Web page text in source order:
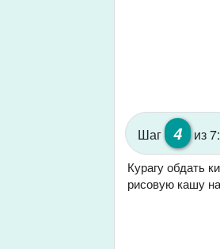
Шаг 4 из 7:
Курагу обдать
рисовую кашу